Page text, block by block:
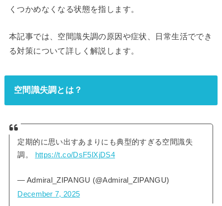
くつかめなくなる状態を指します。
本記事では、空間識失調の原因や症状、日常生活ででき
る対策について詳しく解説します。
空間識失調とは？
定期的に思い出すあまりにも典型的すぎる空間識失
調。
https://t.co/DsF5lXjDS4
— Admiral_ZIPANGU (@Admiral_ZIPANGU)
December 7, 2025